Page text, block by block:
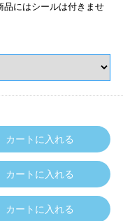
品にはシールは付きませ